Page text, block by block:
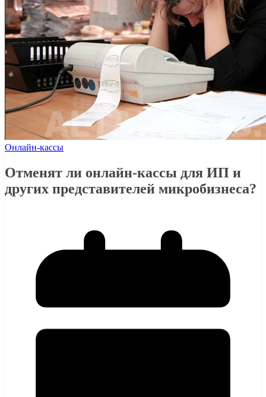
Онлайн-кассы
Отменят ли онлайн-кассы для ИП и
других представителей микробизнеса?